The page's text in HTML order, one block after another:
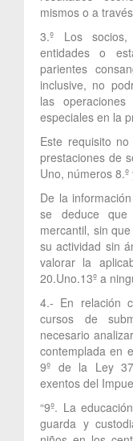
mismos o a
3.º Los
entidades o
parientes
inclusive, no
las
especiales en la
Este requisito
prestaciones de
Uno, números
De la
se deduce
mercantil, sin
su actividad sin
valorar la
20.Uno.13º a
4.- En relación
cursos de
necesario
contemplada en
9º de la Ley
exentos del
“9º. La
guarda y